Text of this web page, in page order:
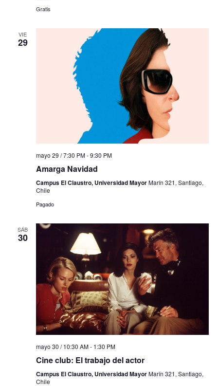
Gratis
VIE
29
mayo 29 / 7:30 PM-9:30 PM
Amarga Navidad
Campus El Claustro, Universidad MayorMarín 321, Santiago,
Chile
Pagado
SÁB
30
mayo 30 / 10:30 AM- 1:30 PM
Cine club: El trabajo del actor
Campus El Claustro, Universidad MayorMarín 321, Santiago,
Chile